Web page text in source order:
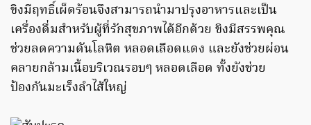
ขิงมีฤทธิ์เผ็ดร้อนจึงสามารถนำมาปรุงอาหารและเป็น
เครื่องดื่มสำหรับผู้ที่รักสุขภาพได้อีกด้วย ขิงมีสรรพคุณ
ช่วยลดความดันโลหิต หลอดเลือดแดง และยังช่วยผ่อน
คลายกล้ามเนื้อบริเวณรอบๆ หลอดเลือด ทั้งยังช่วย
ป้องกันมะเร็งลำไส้ใหญ่